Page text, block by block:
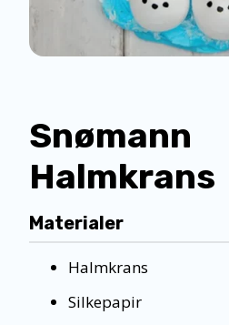
Snømann
Halmkrans
Materialer
Halmkrans
Silkepapir